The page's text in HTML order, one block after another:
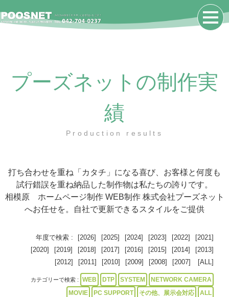
プーズネットの制作実
績
Production results
打ち合わせを重ね「カタチ」になる喜び、お客様と何度も
試行錯誤を重ね納品した制作物は私たちの誇りです。
相模原 ホームページ制作 WEB制作 株式会社プーズネット
へお任せを。自社で更新できるスタイルをご提供
年度で検索 : [2026] [2025] [2024] [2023] [2022]
[2021]
[2020]
[2019] [2018] [2017] [2016] [2015] [2014]
[2013]
[2012]
[2011] [2010] [2009] [2008] [2007] [ALL]
カテゴリーで検索 : WEB DTP SYSTEM
NETWORK CAMERA
MOVIE
PC SUPPORT その他、展示会対応 ALL